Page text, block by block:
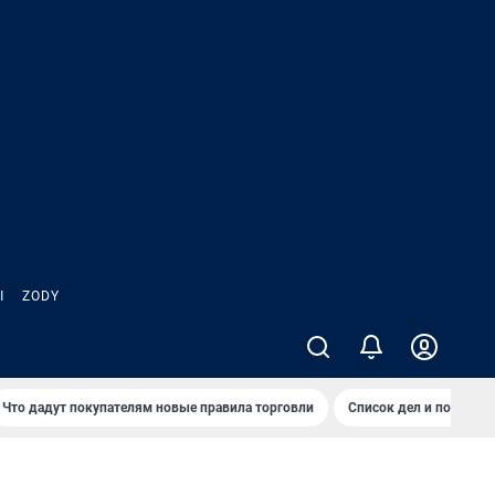
ZODY
Что дадут покупателям новые правила торговли Список дел и покупок